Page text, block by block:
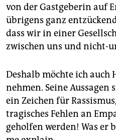
von der Gastgeberin auf
übrigens ganz
dass wir in einer
zwischen uns und nicht-
Deshalb möchte ich auch
nehmen. Seine
ein Zeichen für
tragisches Fehlen an
geholfen werden! Was er